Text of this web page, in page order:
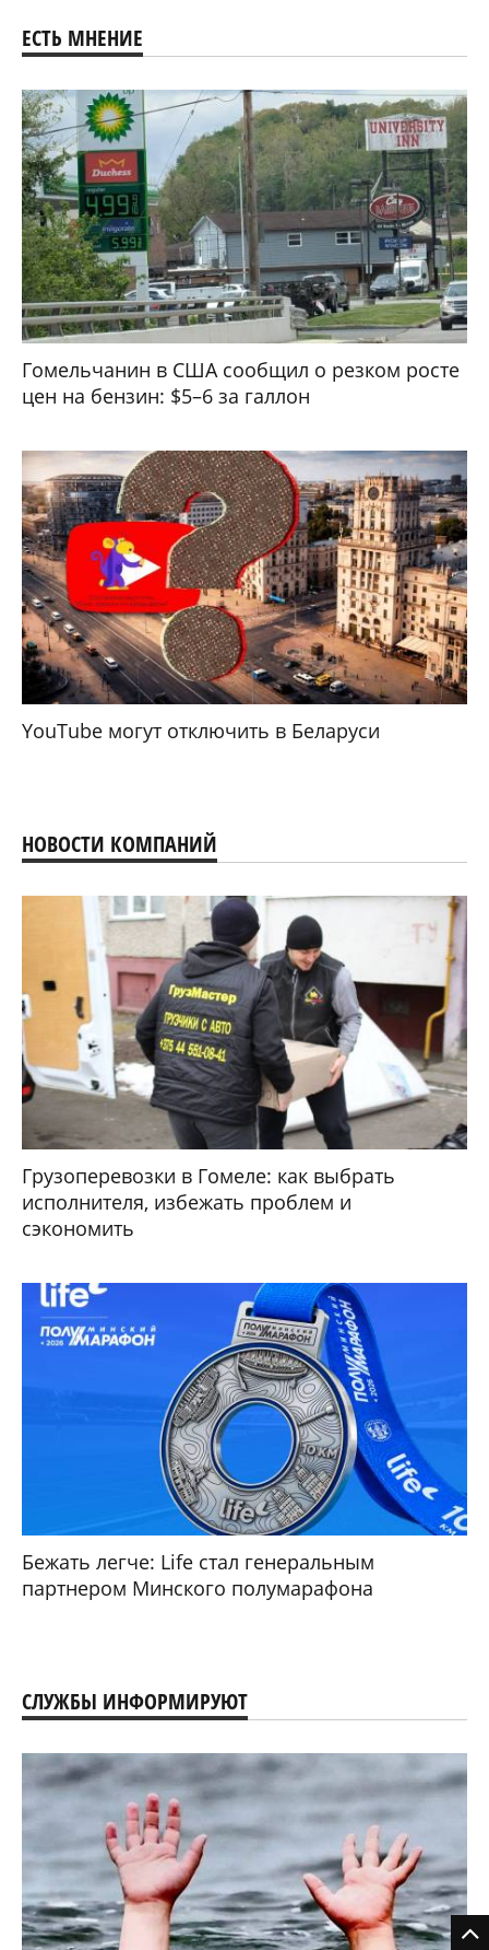
ЕСТЬ МНЕНИЕ
Гомельчанин в США сообщил о резком росте
цен на бензин: $5–6 за галлон
YouTube могут отключить в Беларуси
НОВОСТИ КОМПАНИЙ
Грузоперевозки в Гомеле: как выбрать
исполнителя, избежать проблем и
сэкономить
Бежать легче: Life стал генеральным
партнером Минского полумарафона
СЛУЖБЫ ИНФОРМИРУЮТ